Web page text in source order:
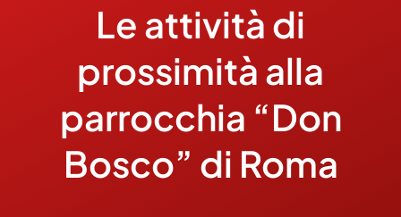
Ambienti educativi e servizi
Le attività di
prossimità alla
parrocchia “Don
Bosco” di Roma